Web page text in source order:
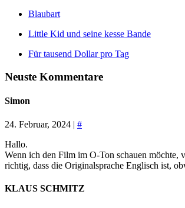
Blaubart
Little Kid und seine kesse Bande
Für tausend Dollar pro Tag
Neuste Kommentare
Simon
24. Februar, 2024 | #
Hallo.
Wenn ich den Film im O-Ton schauen möchte,
richtig, dass die Originalsprache Englisch ist,
KLAUS SCHMITZ